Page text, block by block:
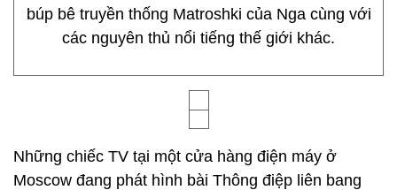
búp bê truyền thống Matroshki của Nga cùng với
các nguyên thủ nổi tiếng thế giới khác.
Những chiếc TV tại một cửa hàng điện máy ở
Moscow đang phát hình bài Thông điệp liên bang